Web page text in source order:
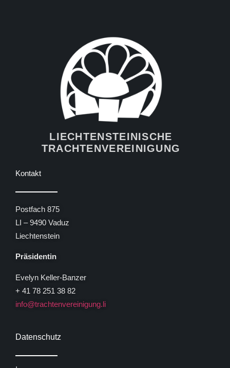
LIECHTENSTEINISCHE
TRACHTENVEREINIGUNG
Kontakt
Postfach 875
LI – 9490 Vaduz
Liechtenstein
Präsidentin
Evelyn Keller-Banzer
+ 41 78 251 38 82
info@trachtenvereinigung.li
Datenschutz